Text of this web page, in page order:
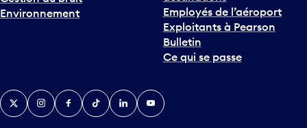
i
v
e
n
Environnement
Employés de l’aéroport
Exploitants à Pearson
Bulletin
Ce qui se passe
TwitterInstagramFacebook
TikTokLinkedInYouTube